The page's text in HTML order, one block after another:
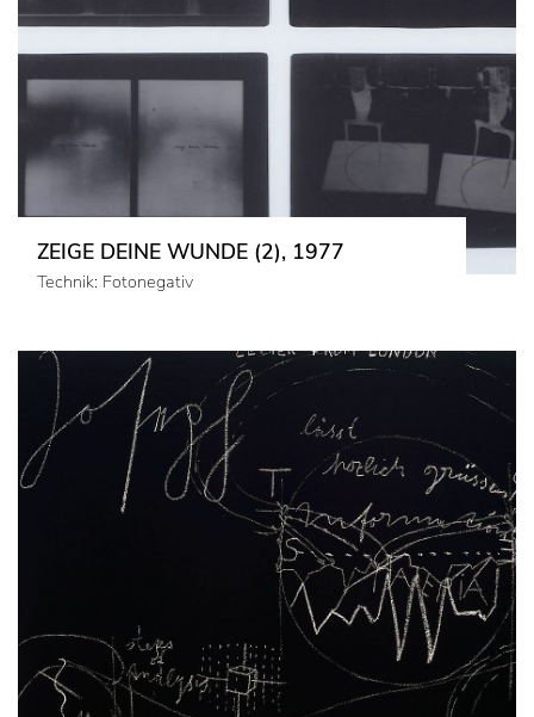
ZEIGE DEINE WUNDE (2), 1977
Technik: Fotonegativ